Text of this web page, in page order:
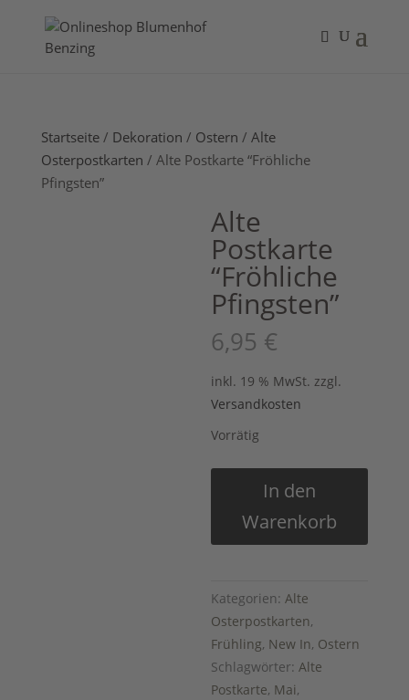
Startseite/ Dekoration / Ostern / Alte
Osterpostkarten / Alte Postkarte “Fröhliche
Pfingsten”
Alte
Postkarte
“Fröhliche
Pfingsten”
6,95 €
inkl. 19 % MwSt. zzgl.
Versandkosten
Vorrätig
Postkarte
"Fröhliche
Pfingsten"
In den
Warenkorb
Kategorien:Alte
Osterpostkarten,
Frühling, New In, Ostern
Schlagwörter:Alte
Postkarte, Mai,